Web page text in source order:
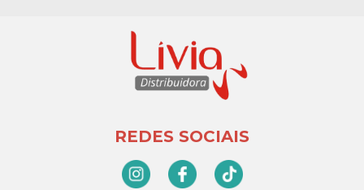
REDES SOCIAIS